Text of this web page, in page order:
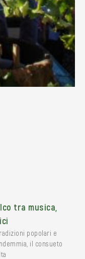
tra musica,
popolari e
il consueto